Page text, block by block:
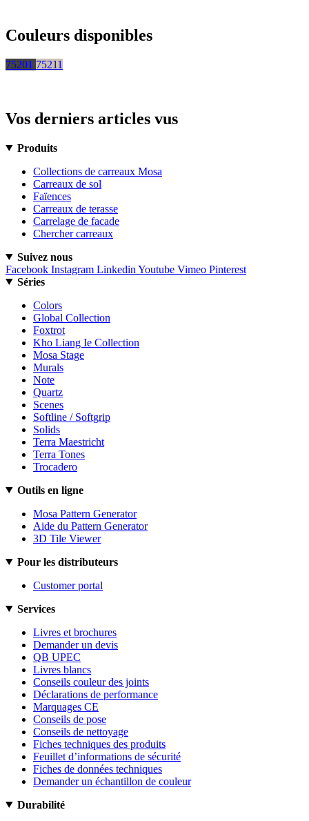
Couleurs disponibles
75201 75211
Vos derniers articles vus
Produits
Collections de carreaux Mosa
Carreaux de sol
Faïences
Carreaux de terasse
Carrelage de facade
Chercher carreaux
Suivez nous
Facebook Instagram Linkedin Youtube Vimeo Pinterest
Séries
Colors
Global Collection
Foxtrot
Kho Liang Ie Collection
Mosa Stage
Murals
Note
Quartz
Scenes
Softline / Softgrip
Solids
Terra Maestricht
Terra Tones
Trocadero
Outils en ligne
Mosa Pattern Generator
Aide du Pattern Generator
3D Tile Viewer
Pour les distributeurs
Customer portal
Services
Livres et brochures
Demander un devis
QB UPEC
Livres blancs
Conseils couleur des joints
Déclarations de performance
Marquages CE
Conseils de pose
Conseils de nettoyage
Fiches techniques des produits
Feuillet d’informations de sécurité
Fiches de données techniques
Demander un échantillon de couleur
Durabilité